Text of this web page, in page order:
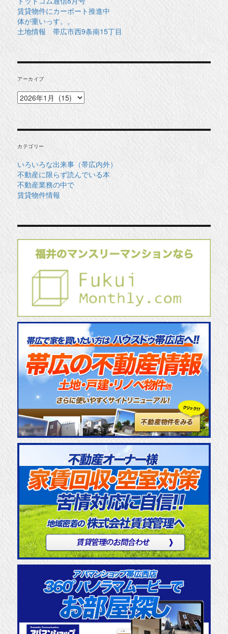
賃貸物件にカーポート推進中
体が重いっす。。
土地情報 帯広市西9条南15丁目
アーカイブ
ア
ー
カ
イ
ブ
カテゴリー
いろいろな出来事（帯広内外）
不動産に限らず読んでいる本
不動産業務の中で
賃貸物件情報